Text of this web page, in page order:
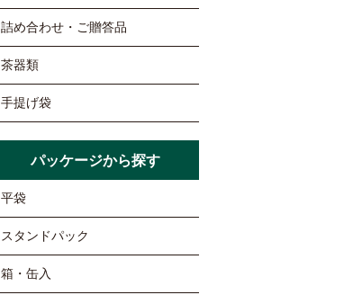
詰め合わせ・ご贈答品
茶器類
手提げ袋
パッケージから探す
平袋
スタンドパック
箱・缶入